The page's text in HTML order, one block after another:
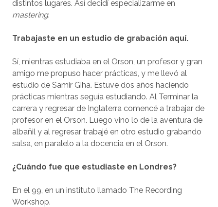
distintos lugares. Así decidí especializarme en
mastering.
Trabajaste en un estudio de grabación aquí.
Sí, mientras estudiaba en el Orson, un profesor y gran
amigo me propuso hacer prácticas, y me llevó al
estudio de Samir Giha. Estuve dos años haciendo
prácticas mientras seguía estudiando. Al Terminar la
carrera y regresar de Inglaterra comencé a trabajar de
profesor en el Orson. Luego vino lo de la aventura de
albañil y al regresar trabajé en otro estudio grabando
salsa, en paralelo a la docencia en el Orson.
¿Cuándo fue que estudiaste en Londres?
En el 99, en un instituto llamado The Recording
Workshop.